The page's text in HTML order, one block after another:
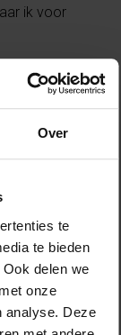
Over
te
te bieden
delen we
onze
analyse. Deze
ik voor
tussen
kot in
campus
gebouwen,
je je ook
het niet
hulp
als